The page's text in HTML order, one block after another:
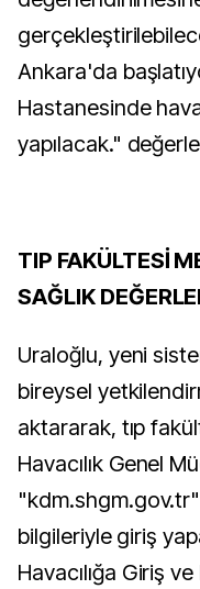
Ankara'da
Hastanesinde
yapılacak."
TIP FAKÜLTESİ
SAĞLIK
Uraloğlu, yeni
bireysel
aktararak, tıp
Havacılık Genel
bilgileriyle giriş
Havacılığa Giriş ve